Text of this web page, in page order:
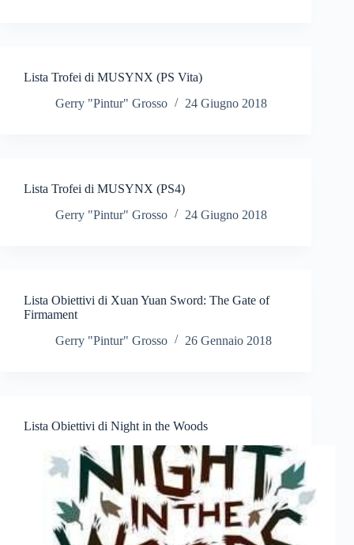
Lista Trofei di MUSYNX (PS Vita)
Gerry "Pintur" Grosso
24 Giugno 2018
Lista Trofei di MUSYNX (PS4)
Gerry "Pintur" Grosso
24 Giugno 2018
Lista Obiettivi di Xuan Yuan Sword: The Gate of
Firmament
Gerry "Pintur" Grosso
26 Gennaio 2018
Lista Obiettivi di Night in the Woods